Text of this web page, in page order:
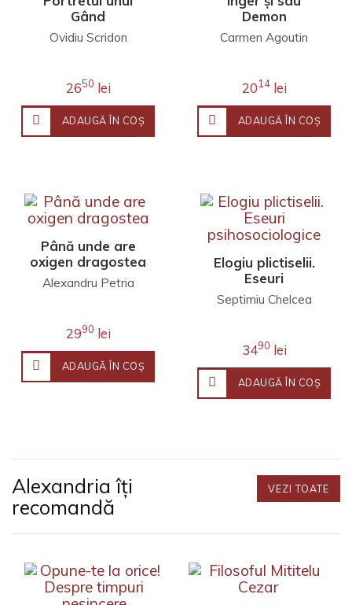
Gând
Ovidiu Scridon
2650 lei
ADAUGĂ ÎN COŞ
Demon
Carmen Agoutin
2014lei
ADAUGĂ ÎN COŞ
Până unde are
oxigen dragostea
Alexandru Petria
2990 lei
ADAUGĂ ÎN COŞ
Elogiu plictiselii.
Eseuri
psihosociologice
Septimiu Chelcea
3490 lei
ADAUGĂ ÎN COŞ
Alexandria îți
recomandă
VEZI TOATE